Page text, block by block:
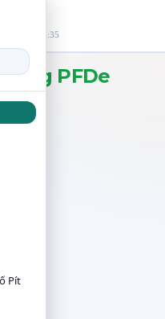
Pít
2026 lúc 14:35
PFDe